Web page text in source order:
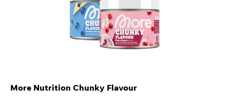
More Nutrition Chunky Flavour